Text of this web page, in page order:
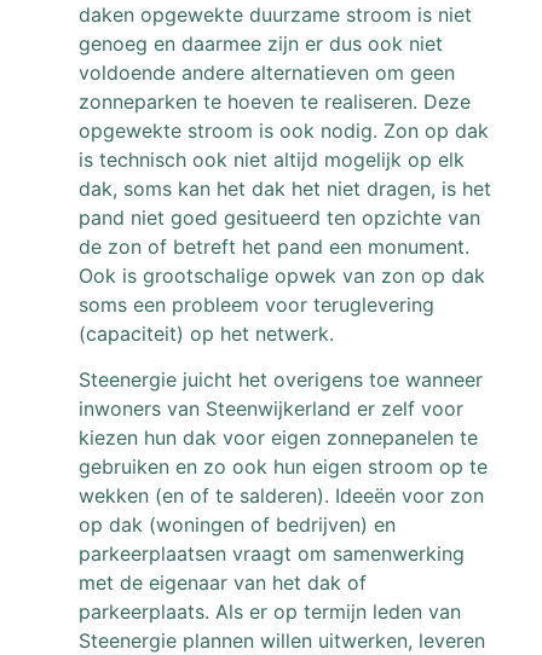
daken opgewekte duurzame stroom is niet
genoeg en daarmee zijn er dus ook niet
voldoende andere alternatieven om geen
zonneparken te hoeven te realiseren. Deze
opgewekte stroom is ook nodig. Zon op dak
is technisch ook niet altijd mogelijk op elk
dak, soms kan het dak het niet dragen, is het
pand niet goed gesitueerd ten opzichte van
de zon of betreft het pand een monument.
Ook is grootschalige opwek van zon op dak
soms een probleem voor teruglevering
(capaciteit) op het netwerk.
Steenergie juicht het overigens toe wanneer
inwoners van Steenwijkerland er zelf voor
kiezen hun dak voor eigen zonnepanelen te
gebruiken en zo ook hun eigen stroom op te
wekken (en of te salderen). Ideeën voor zon
op dak (woningen of bedrijven) en
parkeerplaatsen vraagt om samenwerking
met de eigenaar van het dak of
parkeerplaats. Als er op termijn leden van
Steenergie plannen willen uitwerken, leveren